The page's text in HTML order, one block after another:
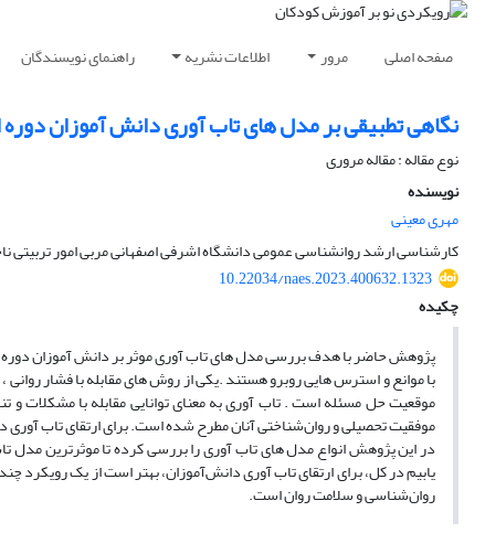
صفحه اصلی مرور اطلاعات نشریه راهنمای نویسندگان
نگاهی تطبیقی بر مدل های تاب آوری دانش آموزان دوره
نوع مقاله : مقاله مروری
نویسنده
مهری معینی
کارشناسی ارشد روانشناسی عمومی دانشگاه اشرفی اصفهانی مربی امور تربیتی ناحیه ۶
10.22034/naes.2023.400632.1323
چکیده
پژوهش حاضر با هدف بررسی مدل های تاب آوری موثر بر دانش آموزان
با موانع و استرس هایی روبرو هستند .یکی از روش های مقابله با فشار
موقعیت حل مسئله است . تاب آوری به معنای توانایی مقابله با
موفقیت تحصیلی و روان‌شناختی آنان مطرح شده است. برای ارتقای تاب آوری
در این پژوهش انواع مدل های تاب آوری را بررسی کرده تا موثرترین
یابیم در کل، برای ارتقای تاب آوری دانش‌آموزان، بهتر است از یک
روان‌شناسی و سلامت روان است.